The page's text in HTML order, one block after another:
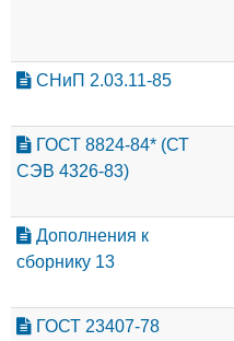
СНиП 2.03.11-85
ГОСТ 8824-84* (СТ
СЭВ 4326-83)
Дополнения к
сборнику 13
ГОСТ 23407-78